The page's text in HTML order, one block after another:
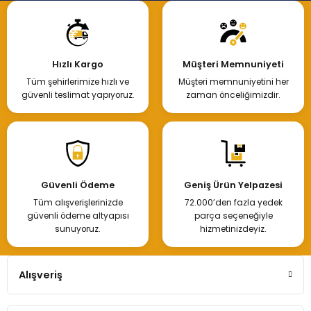
Hızlı Kargo
Tüm şehirlerimize hızlı ve
güvenli teslimat yapıyoruz.
Müşteri Memnuniyeti
Müşteri memnuniyetini her
zaman önceliğimizdir.
Güvenli Ödeme
Tüm alışverişlerinizde
güvenli ödeme altyapısı
sunuyoruz.
Geniş Ürün Yelpazesi
72.000’den fazla yedek
parça seçeneğiyle
hizmetinizdeyiz.
Alışveriş